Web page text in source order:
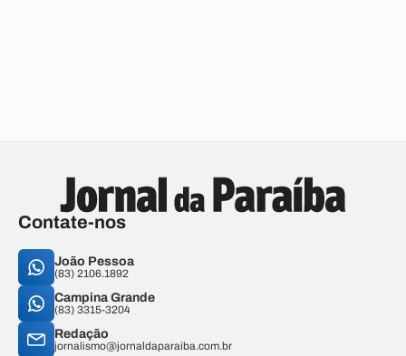
Contate-nos
João Pessoa
(83) 2106.1892
Campina Grande
(83) 3315-3204
Redação
jornalismo@jornaldaparaiba.com.br